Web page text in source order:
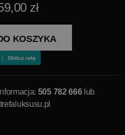
zł
KOSZYKA
Informacja: 505 782 666lub